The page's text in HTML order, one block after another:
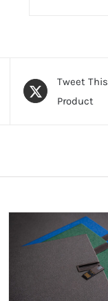
Tweet This
Product